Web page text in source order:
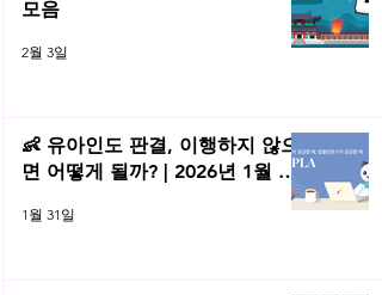
모음
2월 3일
👶 유아인도 판결, 이행하지 않으
면 어떻게 될까? | 2026년 1월 네
1월 31일